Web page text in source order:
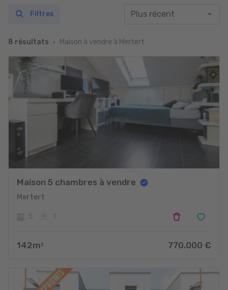
8 résultats Maison à vendre à Mertert
Filtres
Maison 5 chambres à vendre
Mertert
142m 2 770.000 €